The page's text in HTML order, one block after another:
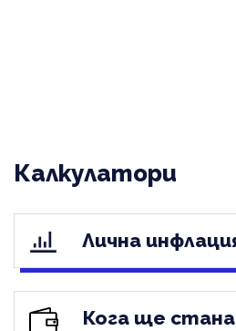
Калкулатори
Лична
Кога ще